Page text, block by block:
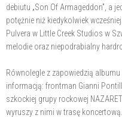
debiutu „Son Of Armageddon”, a
potężnie niż kiedykolwiek
Pulvera w Little Creek Studios w
melodie oraz niepodrabialny
Równolegle z zapowiedzią albumu
informacją: frontman Gianni
szkockiej grupy rockowej
wyruszy z nimi w trasę koncertową.